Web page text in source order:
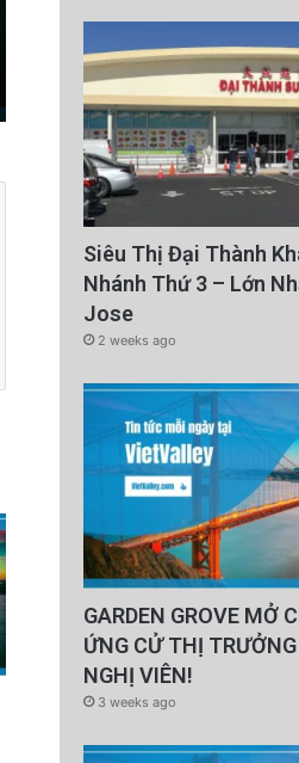
Siêu Thị Đại Thành
Nhánh Thứ 3 – Lớn
Jose
2 weeks ago
GARDEN GROVE MỞ
ỨNG CỬ THỊ
NGHỊ VIÊN!
3 weeks ago